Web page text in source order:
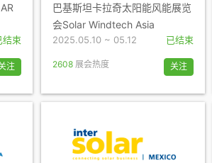
结束
注
巴基斯坦卡拉奇太阳能风能展览
会Solar Windtech Asia
2025.05.10 ~ 05.12 已结束
2608 展会热度 关注